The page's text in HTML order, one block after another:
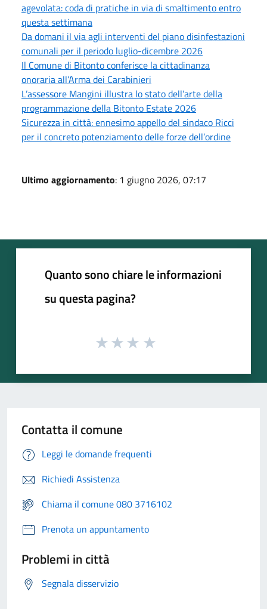
agevolata: coda di pratiche in via di smaltimento entro
questa settimana
Da domani il via agli interventi del piano disinfestazioni
comunali per il periodo luglio-dicembre 2026
Il Comune di Bitonto conferisce la cittadinanza
onoraria all’Arma dei Carabinieri
L’assessore Mangini illustra lo stato dell’arte della
programmazione della Bitonto Estate 2026
Sicurezza in città: ennesimo appello del sindaco Ricci
per il concreto potenziamento delle forze dell’ordine
Ultimo aggiornamento: 1 giugno 2026, 07:17
Quanto sono chiare le informazioni
su questa pagina?
Contatta il comune
Leggi le domande frequenti
Richiedi Assistenza
Chiama il comune 080 3716102
Prenota un appuntamento
Problemi in città
Segnala disservizio